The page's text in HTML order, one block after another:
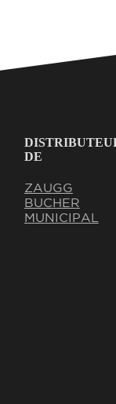
DE
ZAUGG
BUCHER
MUNICIPAL